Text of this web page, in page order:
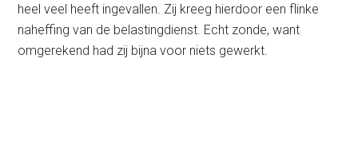
heel veel heeft ingevallen. Zij kreeg hierdoor een flinke
naheffing van de belastingdienst. Echt zonde, want
omgerekend had zij bijna voor niets gewerkt.